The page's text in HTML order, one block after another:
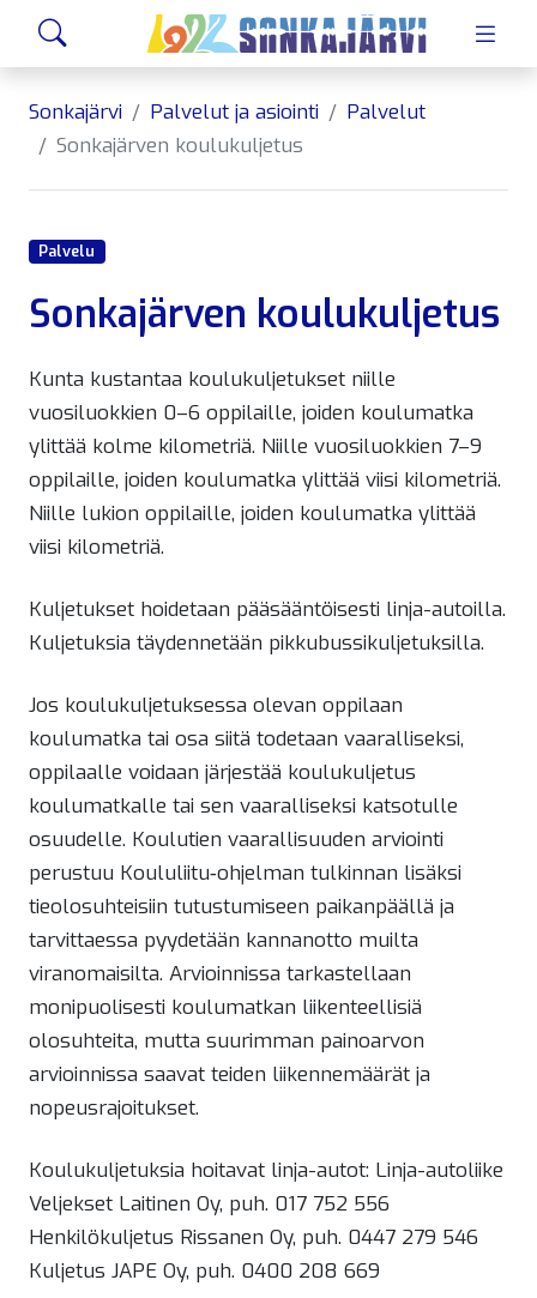
Siirry sivusisältöön
Sonkajärvi Palvelut ja asiointi
Palvelut
Sonkajärven koulukuljetus
Palvelu
Sonkajärven koulukuljetus
Kunta kustantaa koulukuljetukset niille
vuosiluokkien 0–6 oppilaille, joiden koulumatka
ylittää kolme kilometriä. Niille vuosiluokkien 7–9
oppilaille, joiden koulumatka ylittää viisi kilometriä.
Niille lukion oppilaille, joiden koulumatka ylittää
viisi kilometriä.
Kuljetukset hoidetaan pääsääntöisesti linja-autoilla.
Kuljetuksia täydennetään pikkubussikuljetuksilla.
Jos koulukuljetuksessa olevan oppilaan
koulumatka tai osa siitä todetaan vaaralliseksi,
oppilaalle voidaan järjestää koulukuljetus
koulumatkalle tai sen vaaralliseksi katsotulle
osuudelle. Koulutien vaarallisuuden arviointi
perustuu Koululiitu‐ohjelman tulkinnan lisäksi
tieolosuhteisiin tutustumiseen paikanpäällä ja
tarvittaessa pyydetään kannanotto muilta
viranomaisilta. Arvioinnissa tarkastellaan
monipuolisesti koulumatkan liikenteellisiä
olosuhteita, mutta suurimman painoarvon
arvioinnissa saavat teiden liikennemäärät ja
nopeusrajoitukset.
Koulukuljetuksia hoitavat linja-autot: Linja-autoliike
Veljekset Laitinen Oy, puh. 017 752 556
Henkilökuljetus Rissanen Oy, puh. 0447 279 546
Kuljetus JAPE Oy, puh. 0400 208 669